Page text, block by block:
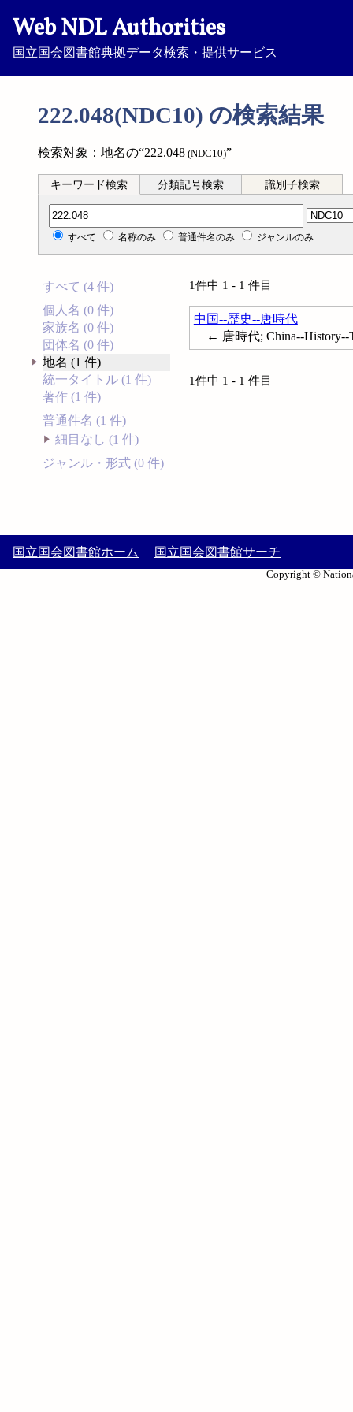
Web NDL Authorities
国立国会図書館典拠データ検索・提供サービス
222.048(NDC10) の検索結果
検索対象：地名の“222.048 (NDC10)”
キーワード検索 分類記号検索 識別子検索
分類記号検索
すべて 名称のみ 普通件名のみ ジャンルのみ
すべて (4 件)
個人名 (0 件)
家族名 (0 件)
団体名 (0 件)
地名 (1 件)
統一タイトル (1 件)
著作 (1 件)
普通件名 (1 件)
細目なし (1 件)
ジャンル・形式 (0 件)
1件中 1 - 1 件目
中国--歴史--唐時代
← 唐時代; China--History--
1件中 1 - 1 件目
国立国会図書館ホーム 国立国会図書館サーチ
Copyright ©